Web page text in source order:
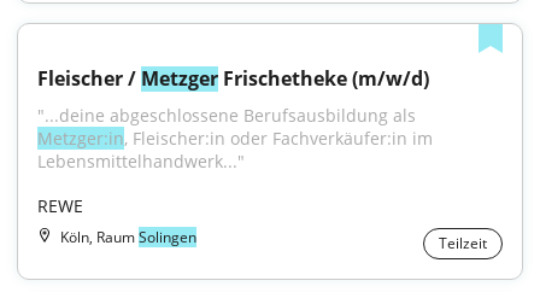
Fleischer / Metzger Frischetheke (m/w/d)
Metzger:in, Fleischer:in oder Fachverkäufer:in im
Lebensmittelhandwerk..."
REWE
Köln, RaumSolingen Teilzeit